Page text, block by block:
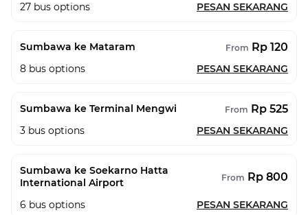
27 bus options PESAN SEKARANG
Sumbawa ke Mataram From Rp 120
8 bus options PESAN SEKARANG
Sumbawa ke Terminal Mengwi From Rp 525
3 bus options PESAN SEKARANG
Sumbawa ke Soekarno Hatta
International Airport
From Rp 800
6 bus options PESAN SEKARANG